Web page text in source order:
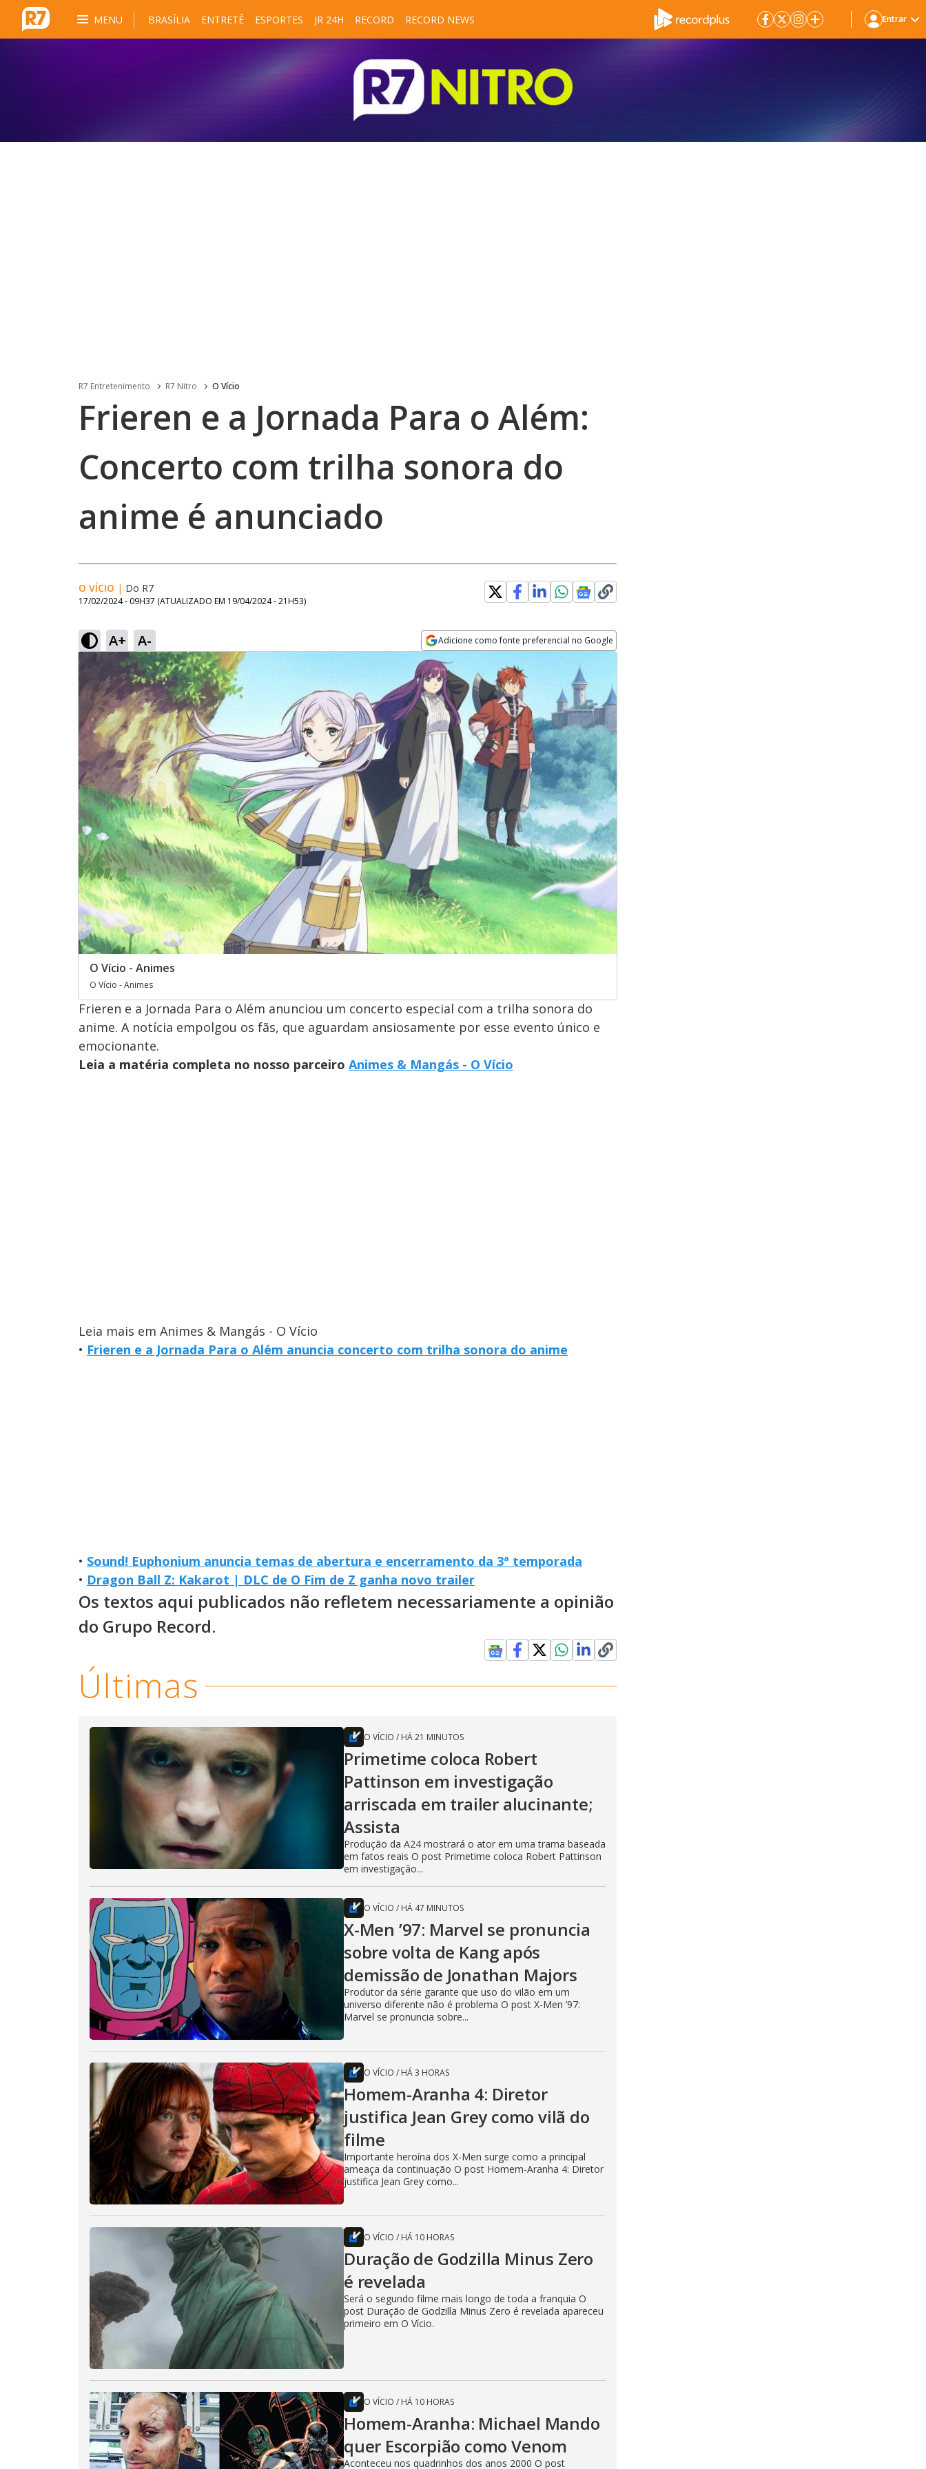
MENU BRASÍLIA ENTRETÊ ESPORTES JR 24H RECORD RECORD NEWS Entrar
R7 Entretenimento R7 Nitro O Vício
Frieren e a Jornada Para o Além:
Concerto com trilha sonora do
anime é anunciado
O VÍCIO | Do R7
17/02/2024 - 09H37 (ATUALIZADO EM 19/04/2024 - 21H53)
A+ A- Adicione como fonte preferencial no Google
Opens in new window
O Vício - Animes
O Vício - Animes
Frieren e a Jornada Para o Além anunciou um concerto especial com a trilha sonora do
anime. A notícia empolgou os fãs, que aguardam ansiosamente por esse evento único e
emocionante.
Leia a matéria completa no nosso parceiro Animes & Mangás - O Vício
Leia mais em Animes & Mangás - O Vício
• Frieren e a Jornada Para o Além anuncia concerto com trilha sonora do anime
• Sound! Euphonium anuncia temas de abertura e encerramento da 3ª temporada
• Dragon Ball Z: Kakarot | DLC de O Fim de Z ganha novo trailer
Os textos aqui publicados não refletem necessariamente a opinião
do Grupo Record.
Últimas
O VÍCIO / HÁ 21 MINUTOS
Primetime coloca Robert
Pattinson em investigação
arriscada em trailer alucinante;
Assista
Produção da A24 mostrará o ator em uma trama baseada
em fatos reais O post Primetime coloca Robert Pattinson
em investigação...
O VÍCIO / HÁ 47 MINUTOS
X-Men ’97: Marvel se pronuncia
sobre volta de Kang após
demissão de Jonathan Majors
Produtor da série garante que uso do vilão em um
universo diferente não é problema O post X-Men ’97:
Marvel se pronuncia sobre...
O VÍCIO / HÁ 3 HORAS
Homem-Aranha 4: Diretor
justifica Jean Grey como vilã do
filme
Importante heroína dos X-Men surge como a principal
ameaça da continuação O post Homem-Aranha 4: Diretor
justifica Jean Grey como...
O VÍCIO / HÁ 10 HORAS
Duração de Godzilla Minus Zero
é revelada
Será o segundo filme mais longo de toda a franquia O
post Duração de Godzilla Minus Zero é revelada apareceu
primeiro em O Vício.
O VÍCIO / HÁ 10 HORAS
Homem-Aranha: Michael Mando
quer Escorpião como Venom
Aconteceu nos quadrinhos dos anos 2000 O post